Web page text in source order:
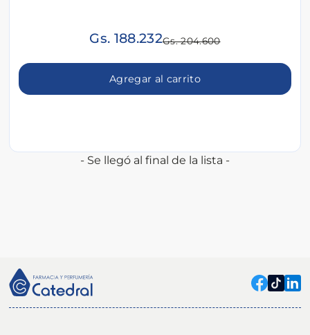
Gs. 188.232Gs. 204.600
Agregar al carrito
- Se llegó al final de la lista -